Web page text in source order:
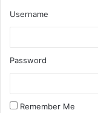
Username
Password
Remember Me